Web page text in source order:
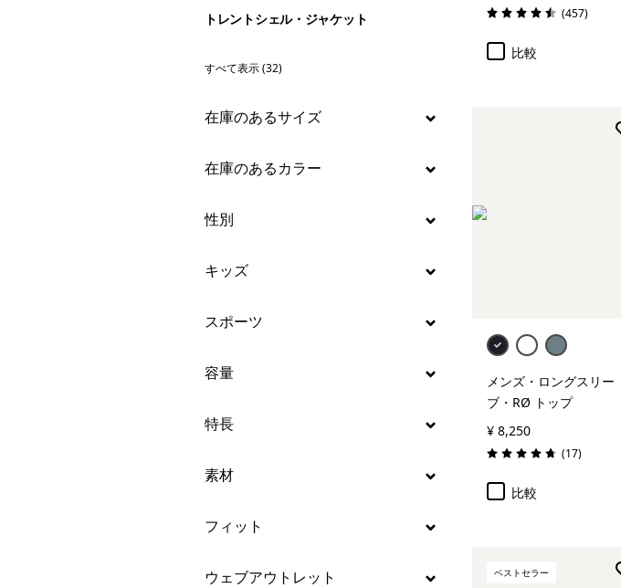
絞り込み
特長
絞り込み
素材
絞り込み
フィット
絞り込み
ウェブアウトレット
絞り込み
温度
絞り込み
保温指標
トレントシェル・ジャケット
すべて表示 (32)
絞り込み
在庫のあるサイズ
絞り込み
在庫のあるカラー
絞り込み
性別
絞り込み
キッズ
絞り込み
スポーツ
絞り込み
容量
絞り込み
特長
絞り込み
素材
絞り込み
フィット
絞り込み
ウェブアウトレット
評価: 4.5 / 5 (457レビュー
)
比較
メンズ・ロングスリー
ブ・RØ トップ
¥ 8,250
評価: 4.7 / 5 (17レビュー
)
比較
ベストセラー